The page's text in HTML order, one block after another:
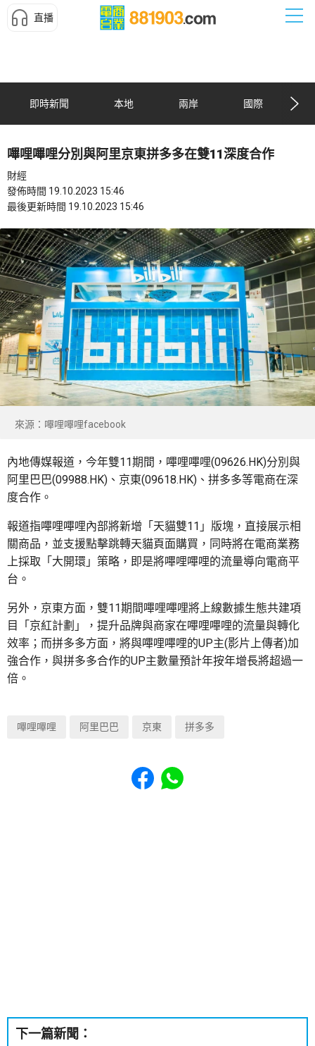
直播
即時新聞 本地 兩岸 國際
嗶哩嗶哩分別與阿里京東拼多多在雙11深度合作
財經
發佈時間 19.10.2023 15:46
最後更新時間 19.10.2023 15:46
來源：嗶哩嗶哩facebook
內地傳媒報道，今年雙11期間，嗶哩嗶哩(09626.HK)分別與
阿里巴巴(09988.HK)、京東(09618.HK)、拼多多等電商在深
度合作。
報道指嗶哩嗶哩內部將新增「天貓雙11」版塊，直接展示相
關商品，並支援點擊跳轉天貓頁面購買，同時將在電商業務
上採取「大開環」策略，即是將嗶哩嗶哩的流量導向電商平
台。
另外，京東方面，雙11期間嗶哩嗶哩將上線數據生態共建項
目「京紅計劃」，提升品牌與商家在嗶哩嗶哩的流量與轉化
效率；而拼多多方面，將與嗶哩嗶哩的UP主(影片上傳者)加
強合作，與拼多多合作的UP主數量預計年按年增長將超過一
倍。
嗶哩嗶哩 阿里巴巴 京東 拼多多
Share to Facebook
Share to WhatsApp
下一篇新聞：